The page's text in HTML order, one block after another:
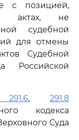
с позицией,
актах, не
судебной
для отмены
Судебной
Российской
, 291.8
кодекса
Суда